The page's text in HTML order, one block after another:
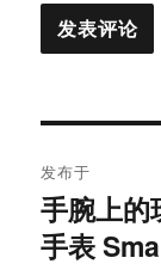
章
导
发布于
手腕上
手表